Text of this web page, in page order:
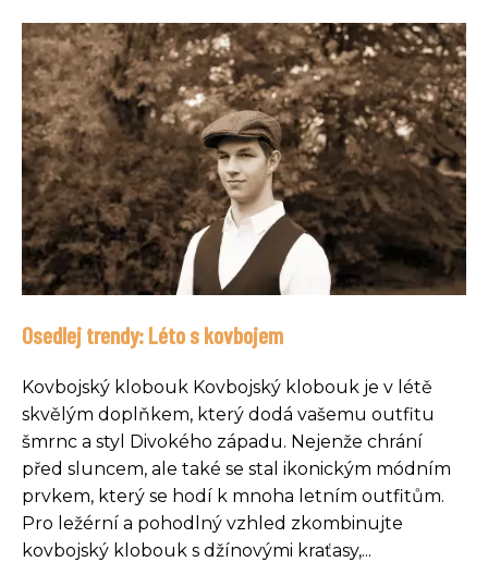
Osedlej trendy: Léto s kovbojem
Kovbojský klobouk Kovbojský klobouk je v létě
skvělým doplňkem, který dodá vašemu outfitu
šmrnc a styl Divokého západu. Nejenže chrání
před sluncem, ale také se stal ikonickým módním
prvkem, který se hodí k mnoha letním outfitům.
Pro ležérní a pohodlný vzhled zkombinujte
kovbojský klobouk s džínovými kraťasy,...